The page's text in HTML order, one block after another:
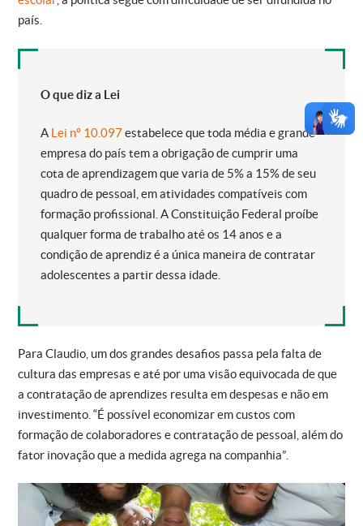
país.
O que diz a Lei
A Lei nº 10.097estabelece que toda média e grande
empresa do país tem a obrigação de cumprir uma
cota de aprendizagem que varia de 5% a 15% de seu
quadro de pessoal, em atividades compatíveis com
formação profissional. A Constituição Federal proíbe
qualquer forma de trabalho até os 14 anos e a
condição de aprendiz é a única maneira de contratar
adolescentes a partir dessa idade.
Para Claudio, um dos grandes desafios passa pela falta de
cultura das empresas e até por uma visão equivocada de que
a contratação de aprendizes resulta em despesas e não em
investimento. “É possível economizar em custos com
formação de colaboradores e contratação de pessoal, além do
fator inovação que a medida agrega na companhia”.